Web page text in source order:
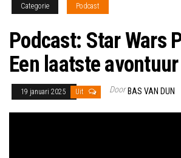
Categorie Podcast
Podcast: Star Wars
Een laatste avontuur
19 januari 2025 Uit Door BAS VAN DUN